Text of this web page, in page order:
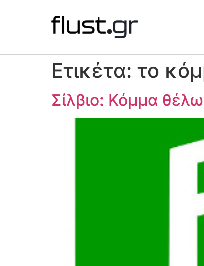
Ετικέτα: το
Σίλβιο: Κόμμα